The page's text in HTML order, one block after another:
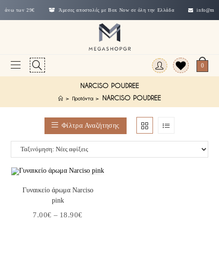
των 29€ Άμεσες αποστολές με Box Now σε όλη την Ελλάδα
0
NARCISO POUDREE
> Προϊόντα > NARCISO POUDREE
Φίλτρα Αναζήτησης
Γυναικείο άρωμα Narciso
pink
7.00€ – 18.90€